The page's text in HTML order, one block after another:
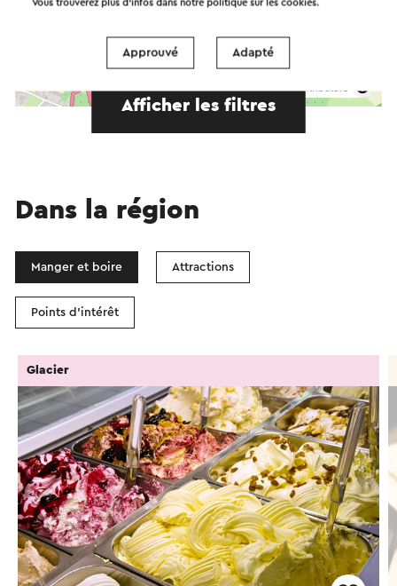
Démarrer l’itinéraire
Afficher les filtres
Dans la région
Manger et boire Attractions
Points d'intérêt
Glacier
Vous trouverez plus d’infos dans notre politique sur lescookies.
Approuvé Adapté